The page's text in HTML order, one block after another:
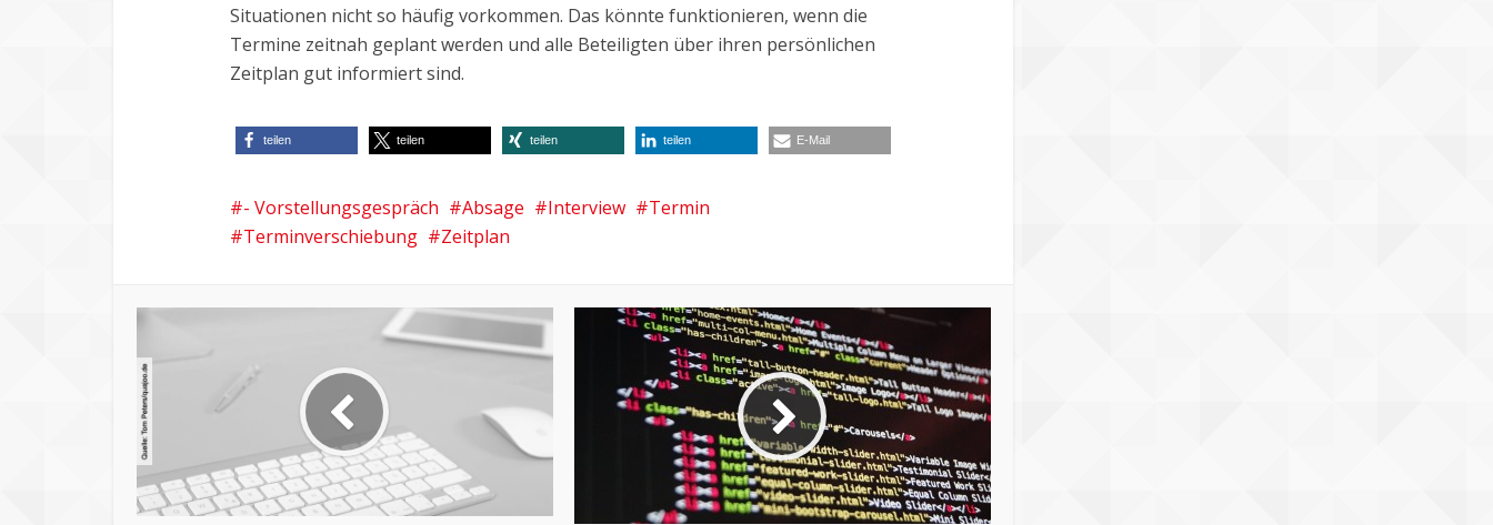
Situationen nicht so häufig vorkommen. Das könnte funktionieren, wenn die
Termine zeitnah geplant werden und alle Beteiligten über ihren persönlichen
Zeitplan gut informiert sind.
teilen teilen teilen teilen E-Mail
- Vorstellungsgespräch Absage Interview
Termin
Terminverschiebung
Zeitplan